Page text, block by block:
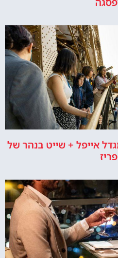
אייפל + שייט בנהר של
פריז